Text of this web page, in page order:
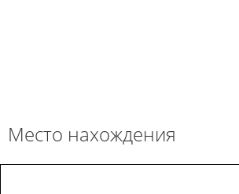
Место нахождения